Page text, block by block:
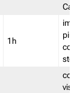
1h
più